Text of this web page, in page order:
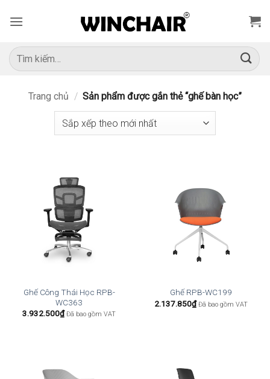
qua
dung
Tìm
kiếm:
Trang chủ / Sản phẩm được gắn thẻ “ghế bàn học”
Ghế Công Thái Học RPB-
WC363
3.932.500₫ Đã bao gồm VAT
Ghế RPB-WC199
2.137.850₫ Đã bao gồm VAT